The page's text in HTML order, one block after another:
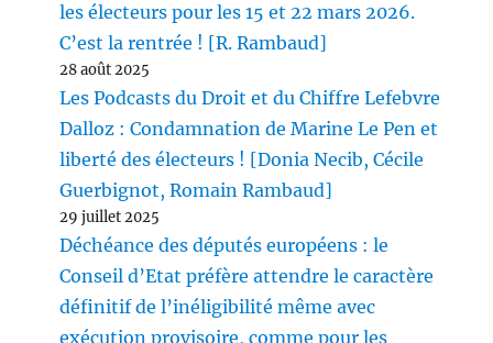
les électeurs pour les 15 et 22 mars 2026.
C’est la rentrée ! [R. Rambaud]
28 août 2025
Les Podcasts du Droit et du Chiffre Lefebvre
Dalloz : Condamnation de Marine Le Pen et
liberté des électeurs ! [Donia Necib, Cécile
Guerbignot, Romain Rambaud]
29 juillet 2025
Déchéance des députés européens : le
Conseil d’Etat préfère attendre le caractère
définitif de l’inéligibilité même avec
exécution provisoire, comme pour les